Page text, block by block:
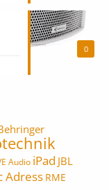
0
Audio iPad JBL
Adress RME